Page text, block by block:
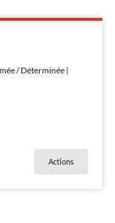
/ Déterminée |
Actions